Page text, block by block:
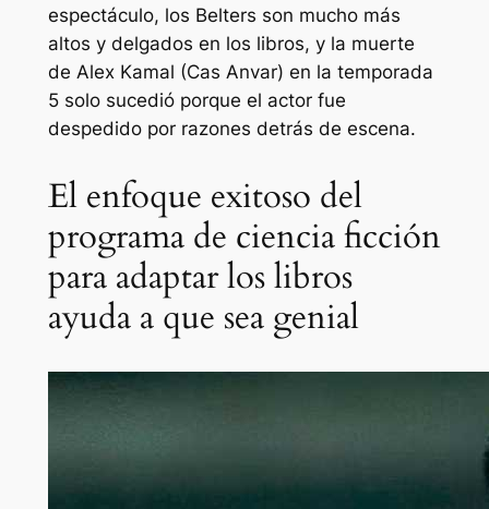
espectáculo, los Belters son mucho más
altos y delgados en los libros, y la muerte
de Alex Kamal (Cas Anvar) en la temporada
5 solo sucedió porque el actor fue
despedido por razones detrás de escena.
El enfoque exitoso del
programa de ciencia ficción
para adaptar los libros
ayuda a que sea genial